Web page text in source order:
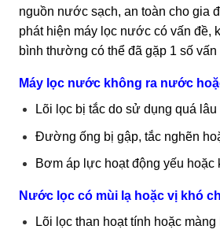
nguồn nước sạch, an toàn cho gia
phát hiện máy lọc nước có vấn đề,
bình thường có thể đã gặp 1 số vấn
Máy lọc nước không ra nước
Lõi lọc bị tắc do sử dụng quá
Đường ống bị gập, tắc nghẽn
Bơm áp lực hoạt động yếu hoặc
Nước lọc có mùi lạ hoặc vị khó
Lõi lọc than hoạt tính hoặc